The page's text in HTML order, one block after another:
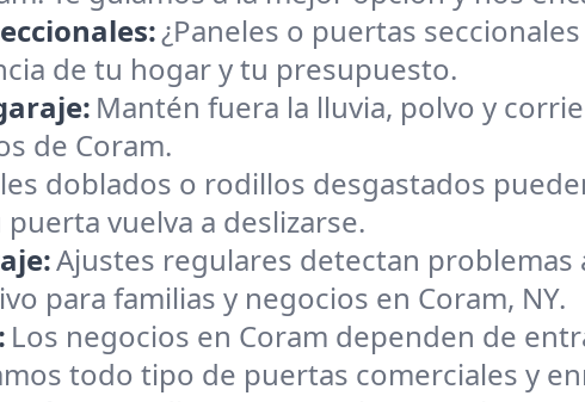
¿Paneles o puertas
de tu hogar y tu presupuesto.
Mantén fuera la lluvia, polvo y
de Coram.
doblados o rodillos desgastados
vuelva a deslizarse.
Ajustes regulares detectan problemas
para familias y negocios en Coram, NY.
Los negocios en Coram dependen de
todo tipo de puertas comerciales y